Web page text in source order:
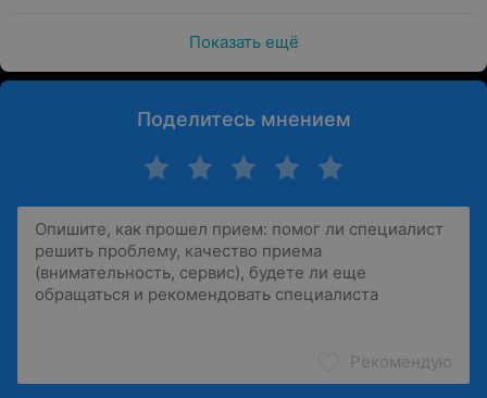
Показать ещё
Поделитесь мнением
Рекомендую